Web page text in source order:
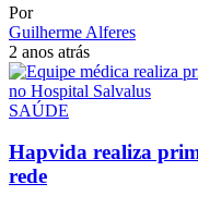
Por
Guilherme Alferes
2 anos atrás
SAÚDE
Hapvida realiza
rede